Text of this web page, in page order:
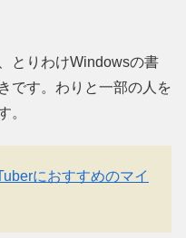
とりわけWindowsの書
です。わりと一部の人を
。
におすすめのマイ